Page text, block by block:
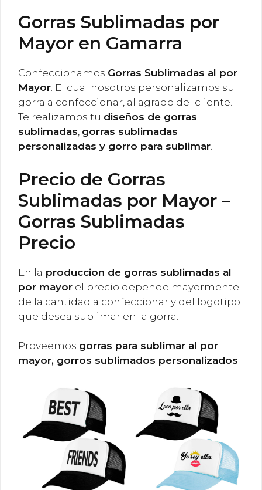
Gorras Sublimadas por
Mayor en Gamarra
Confeccionamos Gorras Sublimadas al por
Mayor. El cual nosotros personalizamos su
gorra a confeccionar, al agrado del cliente.
Te realizamos tu diseños de gorras
sublimadas, gorras sublimadas
personalizadas y gorro para sublimar.
Precio de Gorras
Sublimadas por Mayor –
Gorras Sublimadas
Precio
En la produccion de gorras sublimadas al
por mayor el precio depende mayormente
de la cantidad a confeccionar y del logotipo
que desea sublimar en la gorra.
Proveemos gorras para sublimar al por
mayor, gorros sublimados personalizados.